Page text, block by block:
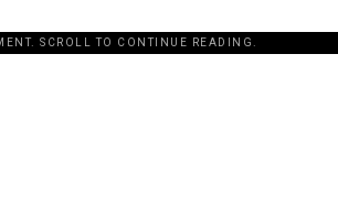
SCROLL TO CONTINUE READING.